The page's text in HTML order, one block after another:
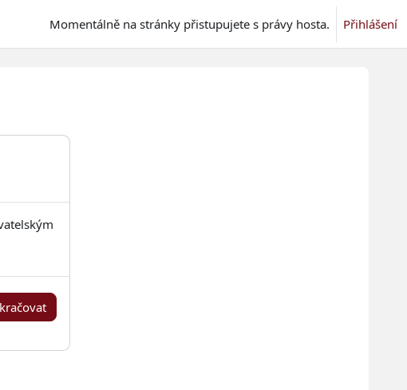
Momentálně na stránky přistupujete s právy hosta. Přihlášení